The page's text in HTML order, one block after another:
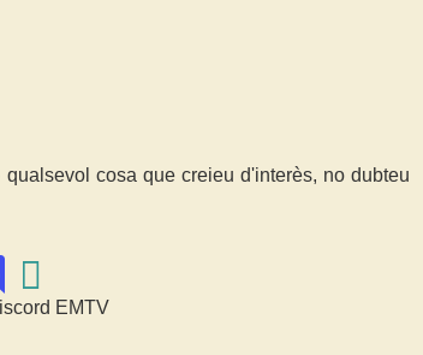
cosa que creieu d'interès, no dubteu
EMTV